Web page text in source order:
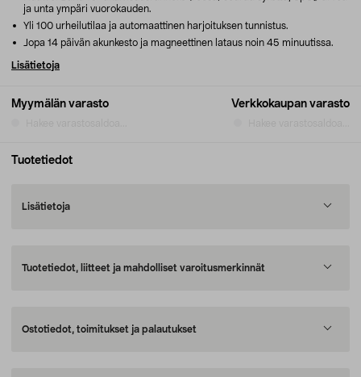
Myymälän varasto Verkkokaupan varasto
ja unta ympäri vuorokauden.
Yli 100 urheilutilaa ja automaattinen harjoituksen tunnistus.
Jopa 14 päivän akunkesto ja magneettinen lataus noin 45 minuutissa.
Lisätietoja
Tuotetiedot
Lisätietoja
Tuotetiedot, liitteet ja mahdolliset varoitusmerkinnät
Ostotiedot, toimitukset ja palautukset